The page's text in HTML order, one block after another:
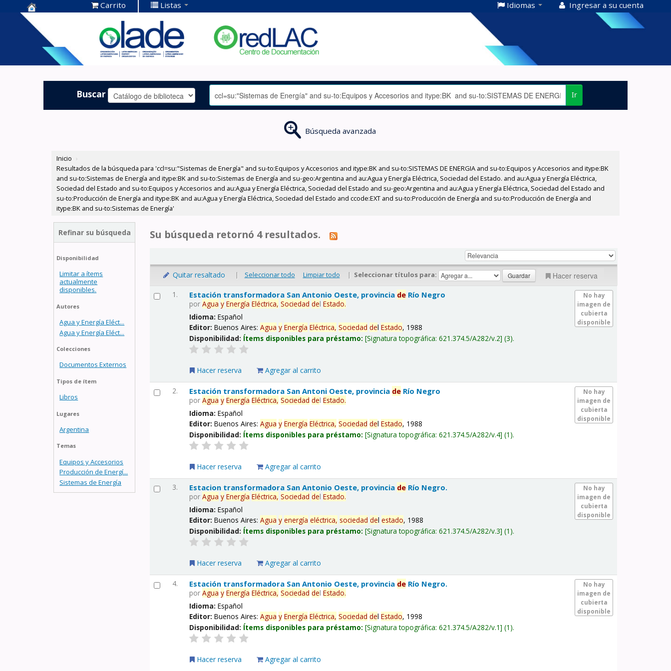
Centro de
Documentación
OLADE -
Carrito Listas Idiomas Ingresar a su cuenta
Buscar Ir
Búsqueda avanzada
Inicio ›
Resultados de la búsqueda para 'ccl=su:"Sistemas de Energía" and su-to:Equipos y Accesorios and itype:BK and su-to:SISTEMAS DE ENERGIA and su-to:Equipos y Accesorios and itype:BK
and su-to:Sistemas de Energía and itype:BK and su-to:Sistemas de Energía and su-geo:Argentina and au:Agua y Energía Eléctrica, Sociedad del Estado. and au:Agua y Energía Eléctrica,
Sociedad del Estado and su-to:Equipos y Accesorios and au:Agua y Energía Eléctrica, Sociedad del Estado and su-geo:Argentina and au:Agua y Energía Eléctrica, Sociedad del Estado and
su-to:Producción de Energía and itype:BK and au:Agua y Energía Eléctrica, Sociedad del Estado and ccode:EXT and su-to:Producción de Energía and su-to:Producción de Energía and
itype:BK and su-to:Sistemas de Energía'
Refinar su búsqueda
Disponibilidad
Limitar a ítems
actualmente
disponibles.
Autores
Agua y Energía Eléct...
Agua y Energía Eléct...
Colecciones
Documentos Externos
Tipos de ítem
Libros
Lugares
Argentina
Temas
Equipos y Accesorios
Producción de Energí...
Sistemas de Energía
Su búsqueda retornó 4 resultados.
Quitar resaltado | Seleccionar todo Limpiar todo | Seleccionar títulos para: Hacer reserva
1.
No hay
imagen de
cubierta
disponible
Estación transformadora San Antonio Oeste, provincia de Río Negro
porAgua y Energía Eléctrica, Sociedad delEstado.
Idioma:Español
Editor:Buenos Aires:Agua y Energía Eléctrica, Sociedad delEstado, 1988
Disponibilidad: Ítems disponibles para préstamo: Signatura topográfica:621.374.5/A282/v.2 (3).
Hacer reserva Agregar al carrito
2.
No hay
imagen de
cubierta
disponible
Estación transformadora San Antoni Oeste, provincia de Río Negro
porAgua y Energía Eléctrica, Sociedad delEstado.
Idioma:Español
Editor:Buenos Aires:Agua y Energía Eléctrica, Sociedad delEstado, 1988
Disponibilidad: Ítems disponibles para préstamo: Signatura topográfica:621.374.5/A282/v.4 (1).
Hacer reserva Agregar al carrito
3.
No hay
imagen de
cubierta
disponible
Estacion transformadora San Antonio Oeste, provincia de Río Negro.
porAgua y Energía Eléctrica, Sociedad delEstado.
Idioma:Español
Editor:Buenos Aires:Agua y energía eléctrica, sociedad delestado, 1988
Disponibilidad: Ítems disponibles para préstamo: Signatura topográfica:621.374.5/A282/v.3 (1).
Hacer reserva Agregar al carrito
4.
No hay
imagen de
cubierta
disponible
Estación transformadora San Antonio Oeste, provincia de Río Negro.
porAgua y Energía Eléctrica, Sociedad delEstado.
Idioma:Español
Editor:Buenos Aires:Agua y Energía Eléctrica, Sociedad delEstado, 1998
Disponibilidad: Ítems disponibles para préstamo: Signatura topográfica:621.374.5/A282/v.1 (1).
Hacer reserva Agregar al carrito